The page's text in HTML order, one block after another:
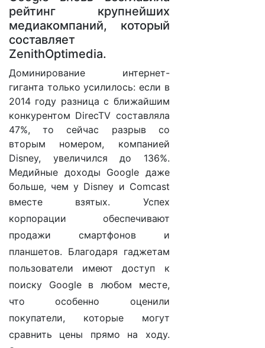
рейтинг крупнейших
медиакомпаний, который
составляет
ZenithOptimedia.
Доминирование интернет-
гиганта только усилилось: если в
2014 году разница с ближайшим
конкурентом DirecTV составляла
47%, то сейчас разрыв со
вторым номером, компанией
Disney, увеличился до 136%.
Медийные доходы Google даже
больше, чем у Disney и Comcast
вместе взятых. Успех
корпорации обеспечивают
продажи смартфонов и
планшетов. Благодаря гаджетам
пользователи имеют доступ к
поиску Google в любом месте,
что особенно оценили
покупатели, которые могут
сравнить цены прямо на ходу.